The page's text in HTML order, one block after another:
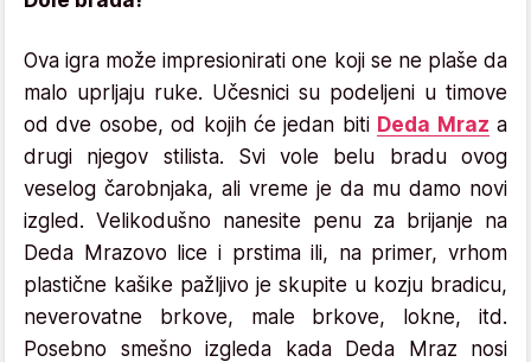
Ova igra može impresionirati one koji se ne plaše da
malo uprljaju ruke. Učesnici su podeljeni u timove
od dve osobe, od kojih će jedan biti Deda Mraz a
drugi njegov stilista. Svi vole belu bradu ovog
veselog čarobnjaka, ali vreme je da mu damo novi
izgled. Velikodušno nanesite penu za brijanje na
Deda Mrazovo lice i prstima ili, na primer, vrhom
plastične kašike pažljivo je skupite u kozju bradicu,
neverovatne brkove, male brkove, lokne, itd.
Posebno smešno izgleda kada Deda Mraz nosi